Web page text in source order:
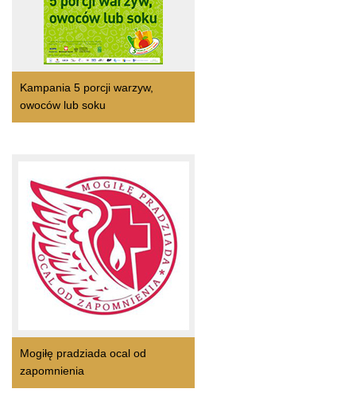
Kampania 5 porcji warzyw,
owoców lub soku
Mogiłę pradziada ocal od
zapomnienia